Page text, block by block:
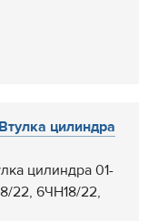
цилиндра
цилиндра 01-
22, 6ЧН18/22,